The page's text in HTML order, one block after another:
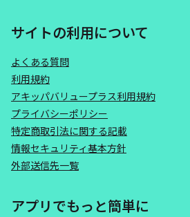
サイトの利用について
よくある質問
利用規約
アキッパバリュープラス利用規約
プライバシーポリシー
特定商取引法に関する記載
情報セキュリティ基本方針
外部送信先一覧
アプリでもっと簡単に